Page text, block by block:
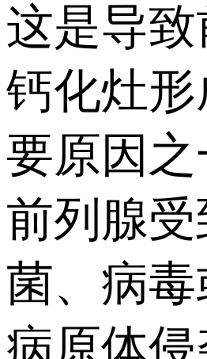
这是导
钙化灶
要原因之
前列腺受
菌、病
病原体侵